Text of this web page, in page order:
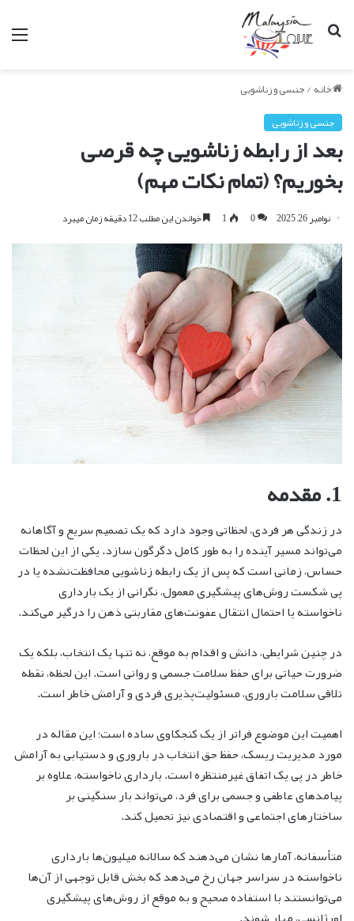
جستجو
خانه/جنسی و زناشویی
جنسی و زناشویی
بعد از رابطه زناشویی چه قرصی
بخوریم؟ (تمام نکات مهم)
نوامبر 26, 2025 0
1 خواندن این مطلب 12 دقیقه زمان میبرد
1. مقدمه
در زندگی هر فردی، لحظاتی وجود دارد که یک تصمیم سریع و آگاهانه
می‌تواند مسیر آینده را به طور کامل دگرگون سازد. یکی از این لحظات
حساس، زمانی است که پس از یک رابطه زناشویی محافظت‌نشده یا در
پی شکست روش‌های پیشگیری معمول، نگرانی از یک بارداری
ناخواسته یا احتمال انتقال عفونت‌های مقاربتی ذهن را درگیر می‌کند.
در چنین شرایطی، دانش و اقدام به موقع، نه تنها یک انتخاب، بلکه یک
ضرورت حیاتی برای حفظ سلامت جسمی و روانی است. این لحظه، نقطه
تلاقی سلامت باروری، مسئولیت‌پذیری فردی و آرامش خاطر است.
اهمیت این موضوع فراتر از یک کنجکاوی ساده است؛ این مقاله در
مورد مدیریت ریسک، حفظ حق انتخاب در باروری و دستیابی به آرامش
خاطر در پی یک اتفاق غیرمنتظره است. بارداری ناخواسته، علاوه بر
پیامدهای عاطفی و جسمی برای فرد، می‌تواند بار سنگینی بر
ساختارهای اجتماعی و اقتصادی نیز تحمیل کند.
متأسفانه، آمارها نشان می‌دهند که سالانه میلیون‌ها بارداری
ناخواسته در سراسر جهان رخ می‌دهد که بخش قابل توجهی از آن‌ها
می‌توانستند با استفاده صحیح و به موقع از روش‌های پیشگیری